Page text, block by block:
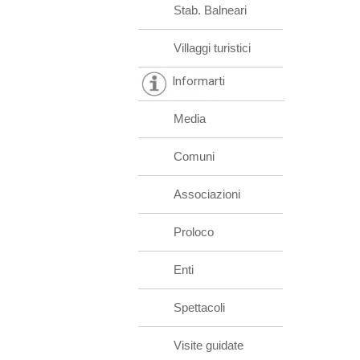
Stab. Balneari
Villaggi turistici
Informarti
Media
Comuni
Associazioni
Proloco
Enti
Spettacoli
Visite guidate